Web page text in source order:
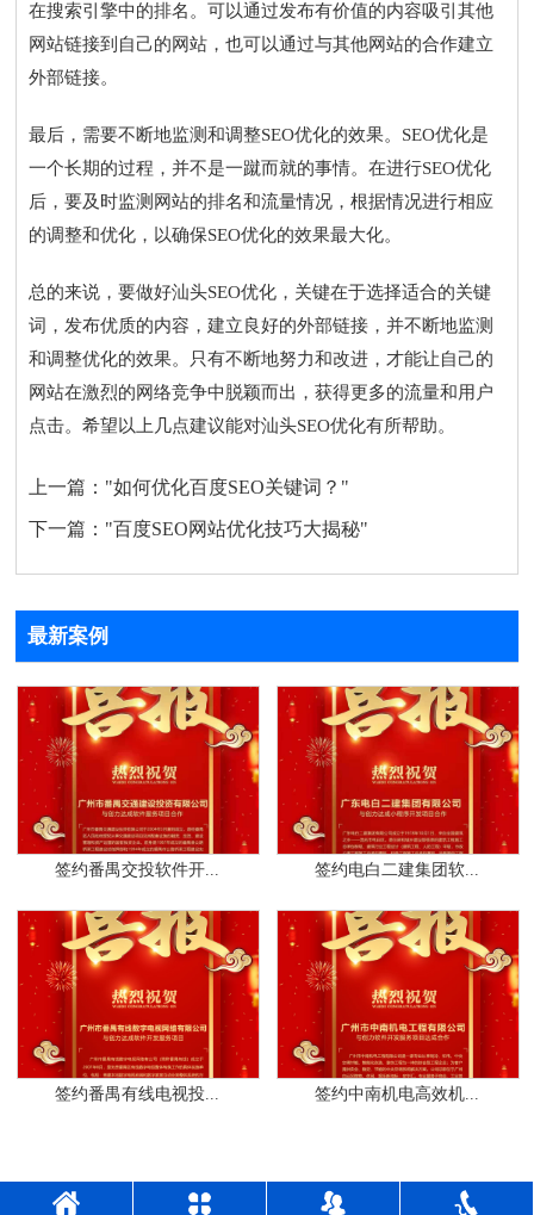
在搜索引擎中的排名。可以通过发布有价值的内容吸引其他
网站链接到自己的网站，也可以通过与其他网站的合作建立
外部链接。
最后，需要不断地监测和调整SEO优化的效果。SEO优化是
一个长期的过程，并不是一蹴而就的事情。在进行SEO优化
后，要及时监测网站的排名和流量情况，根据情况进行相应
的调整和优化，以确保SEO优化的效果最大化。
总的来说，要做好汕头SEO优化，关键在于选择适合的关键
词，发布优质的内容，建立良好的外部链接，并不断地监测
和调整优化的效果。只有不断地努力和改进，才能让自己的
网站在激烈的网络竞争中脱颖而出，获得更多的流量和用户
点击。希望以上几点建议能对汕头SEO优化有所帮助。
上一篇： "如何优化百度SEO关键词？"
下一篇： "百度SEO网站优化技巧大揭秘"
最新案例
签约番禺交投软件开... 签约电白二建集团软...
签约番禺有线电视投... 签约中南机电高效机...